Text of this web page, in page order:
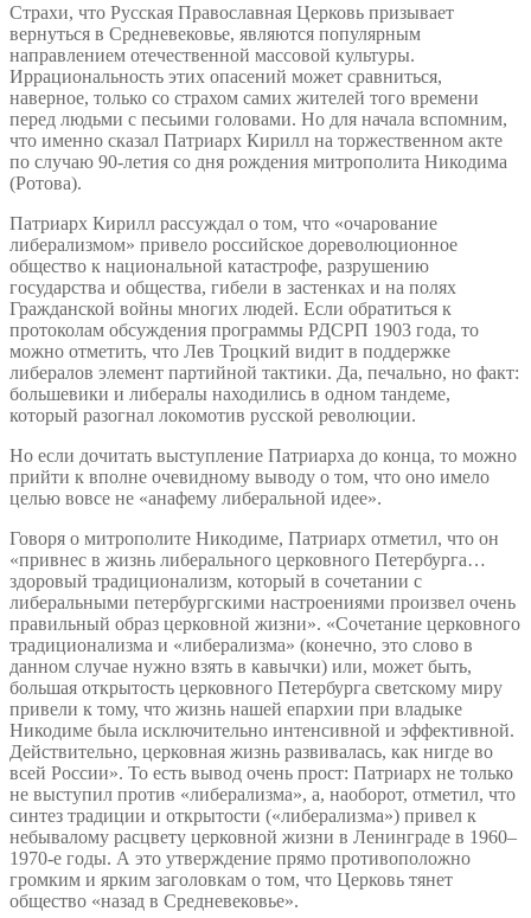
Страхи, что Русская Православная Церковь призывает
вернуться в Средневековье, являются популярным
направлением отечественной массовой культуры.
Иррациональность этих опасений может сравниться,
наверное, только со страхом самих жителей того времени
перед людьми с песьими головами. Но для начала вспомним,
что именно сказал Патриарх Кирилл на торжественном акте
по случаю 90-летия со дня рождения митрополита Никодима
(Ротова).
Патриарх Кирилл рассуждал о том, что «очарование
либерализмом» привело российское дореволюционное
общество к национальной катастрофе, разрушению
государства и общества, гибели в застенках и на полях
Гражданской войны многих людей. Если обратиться к
протоколам обсуждения программы РДСРП 1903 года, то
можно отметить, что Лев Троцкий видит в поддержке
либералов элемент партийной тактики. Да, печально, но факт:
большевики и либералы находились в одном тандеме,
который разогнал локомотив русской революции.
Но если дочитать выступление Патриарха до конца, то можно
прийти к вполне очевидному выводу о том, что оно имело
целью вовсе не «анафему либеральной идее».
Говоря о митрополите Никодиме, Патриарх отметил, что он
«привнес в жизнь либерального церковного Петербурга…
здоровый традиционализм, который в сочетании с
либеральными петербургскими настроениями произвел очень
правильный образ церковной жизни». «Сочетание церковного
традиционализма и «либерализма» (конечно, это слово в
данном случае нужно взять в кавычки) или, может быть,
большая открытость церковного Петербурга светскому миру
привели к тому, что жизнь нашей епархии при владыке
Никодиме была исключительно интенсивной и эффективной.
Действительно, церковная жизнь развивалась, как нигде во
всей России». То есть вывод очень прост: Патриарх не только
не выступил против «либерализма», а, наоборот, отметил, что
синтез традиции и открытости («либерализма») привел к
небывалому расцвету церковной жизни в Ленинграде в 1960–
1970-е годы. А это утверждение прямо противоположно
громким и ярким заголовкам о том, что Церковь тянет
общество «назад в Средневековье».